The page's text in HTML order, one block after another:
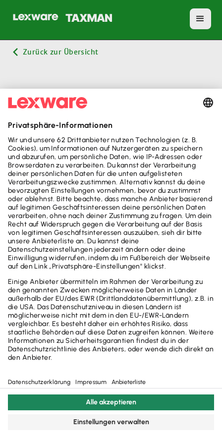
Zurück zur Übersicht
KATEGORIEN
Testkategorie
Leider, Keine Elemente gefunden
AGB Datenschutzerklärung Impressum
Steuerrechner-Übersicht Glossar Widerruf
Cookie-Einstellungen